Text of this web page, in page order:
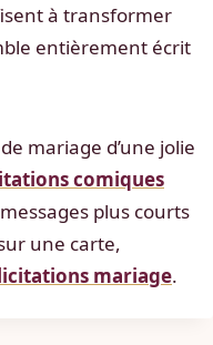
à transformer
entièrement écrit
mariage d’une jolie
comiques
plus courts
une carte,
mariage.